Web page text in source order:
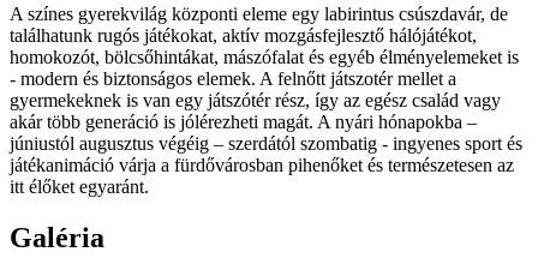
A színes gyerekvilág központi eleme egy labirintus csúszdavár, de
találhatunk rugós játékokat, aktív mozgásfejlesztő hálójátékot,
homokozót, bölcsőhintákat, mászófalat és egyéb élményelemeket is
- modern és biztonságos elemek. A felnőtt játszotér mellet a
gyermekeknek is van egy játszótér rész, így az egész család vagy
akár több generáció is jólérezheti magát. A nyári hónapokba –
júniustól augusztus végéig – szerdától szombatig - ingyenes sport és
játékanimáció várja a fürdővárosban pihenőket és természetesen az
itt élőket egyaránt.
Galéria